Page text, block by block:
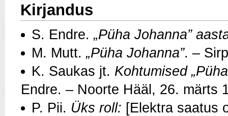
Kirjandus
S. Endre. „Püha Johanna”
M. Mutt. „Püha Johanna”. –
K. Saukas jt. Kohtumised
Endre. – Noorte Hääl, 26. märts
P. Pii. Üks roll: [Elektra saatus